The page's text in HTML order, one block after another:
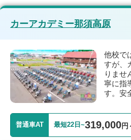
カーアカデミー那須高原
他校で
すが、
りませ
寧に指
す。安
普通車AT 最短22日~319,000円